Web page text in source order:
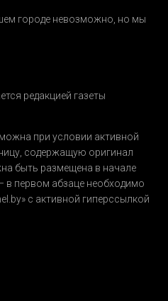
городе невозможно, но мы
редакцией газеты
при условии активной
содержащую оригинал
быть размещена в начале
в первом абзаце необходимо
с активной гиперссылкой